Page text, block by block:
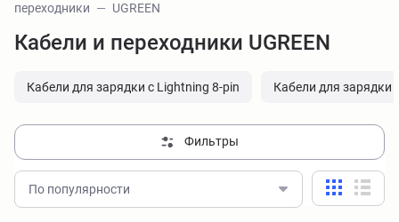
переходники
UGREEN
Кабели и переходники UGREEN
Кабели для зарядки с Lightning 8-pin Кабели для зарядки
Фильтры
По популярности